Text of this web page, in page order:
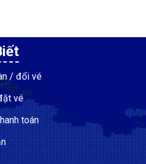
/ đổi vé
vé
toán